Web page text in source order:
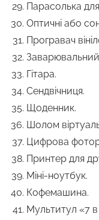
Парасолька
Оптичні або
Програвач
Гітара.
Сендвічниця.
Щоденник.
Шолом
Цифрова
Принтер для
Міні-ноутбук.
Кофемашина.
Мультитул «7 в